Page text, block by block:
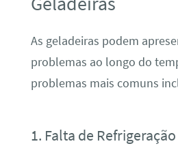
As geladeiras podem
problemas ao longo do
problemas mais comuns
1. Falta de Refrigeração